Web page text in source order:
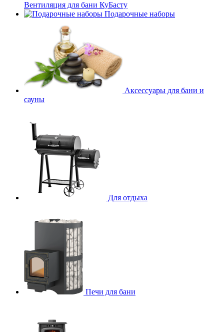
Вентиляция для бани КуБасту
Подарочные наборы
Аксессуары для бани и
сауны
Для отдыха
Печи для бани